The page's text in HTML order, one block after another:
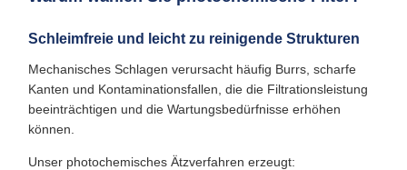
Schleimfreie und leicht zu reinigende Strukturen
Mechanisches Schlagen verursacht häufig Burrs, scharfe
Kanten und Kontaminationsfallen, die die Filtrationsleistung
beeinträchtigen und die Wartungsbedürfnisse erhöhen
können.
Unser photochemisches Ätzverfahren erzeugt: